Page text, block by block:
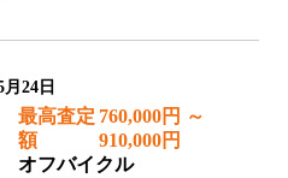
月24日
最高査定
額
760,000円 ～
910,000円
オフバイクル